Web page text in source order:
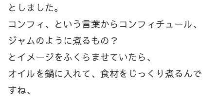
としました。
コンフィ、という言葉からコンフィチュール、
ジャムのように煮るもの？
とイメージをふくらませていたら、
オイルを鍋に入れて、食材をじっくり煮るんで
すね、